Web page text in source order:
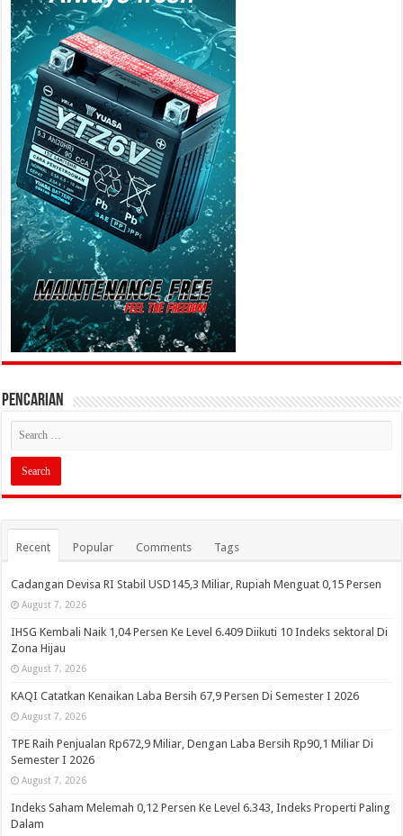
PENCARIAN
Recent Popular Comments Tags
Cadangan Devisa RI Stabil USD145,3 Miliar, Rupiah Menguat 0,15 Persen
August 7, 2026
IHSG Kembali Naik 1,04 Persen Ke Level 6.409 Diikuti 10 Indeks sektoral Di
Zona Hijau
August 7, 2026
KAQI Catatkan Kenaikan Laba Bersih 67,9 Persen Di Semester I 2026
August 7, 2026
TPE Raih Penjualan Rp672,9 Miliar, Dengan Laba Bersih Rp90,1 Miliar Di
Semester I 2026
August 7, 2026
Indeks Saham Melemah 0,12 Persen Ke Level 6.343, Indeks Properti Paling
Dalam